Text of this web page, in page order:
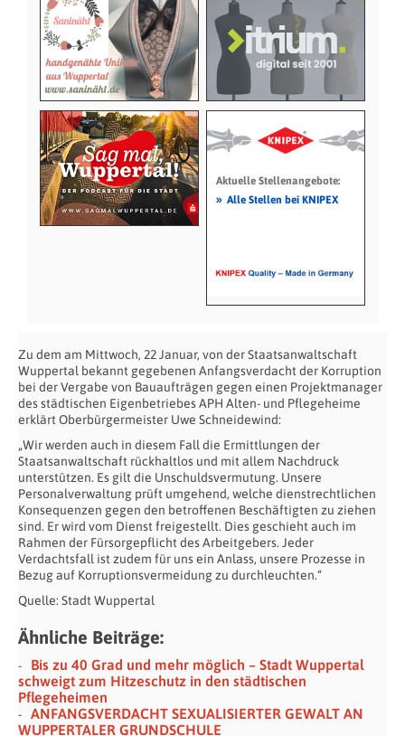
Aktuelle Stellenangebote:
» Alle Stellen bei KNIPEX
Zu dem am Mittwoch, 22 Januar, von der Staatsanwaltschaft
Wuppertal bekannt gegebenen Anfangsverdacht der Korruption
bei der Vergabe von Bauaufträgen gegen einen Projektmanager
des städtischen Eigenbetriebes APH Alten- und Pflegeheime
erklärt Oberbürgermeister Uwe Schneidewind:
„Wir werden auch in diesem Fall die Ermittlungen der
Staatsanwaltschaft rückhaltlos und mit allem Nachdruck
unterstützen. Es gilt die Unschuldsvermutung. Unsere
Personalverwaltung prüft umgehend, welche dienstrechtlichen
Konsequenzen gegen den betroffenen Beschäftigten zu ziehen
sind. Er wird vom Dienst freigestellt. Dies geschieht auch im
Rahmen der Fürsorgepflicht des Arbeitgebers. Jeder
Verdachtsfall ist zudem für uns ein Anlass, unsere Prozesse in
Bezug auf Korruptionsvermeidung zu durchleuchten.“
Quelle: Stadt Wuppertal
Ähnliche Beiträge:
Bis zu 40 Grad und mehr möglich – Stadt Wuppertal
schweigt zum Hitzeschutz in den städtischen
Pflegeheimen
ANFANGSVERDACHT SEXUALISIERTER GEWALT AN
WUPPERTALER GRUNDSCHULE